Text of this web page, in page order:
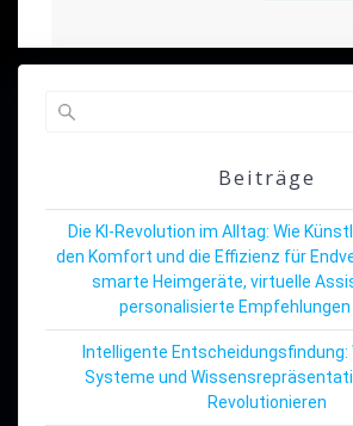
Beiträge
Die KI-Revolution im Alltag: Wie
den Komfort und die Effizienz für
smarte Heimgeräte, virtuelle
personalisierte
Intelligente Entscheidungsfindung:
Systeme und
Revolutionieren